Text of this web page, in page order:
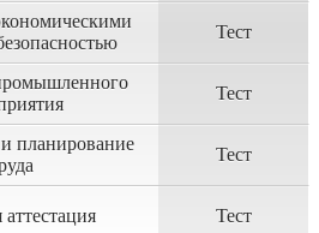
Тест
Тест
планирование
Тест
Тест